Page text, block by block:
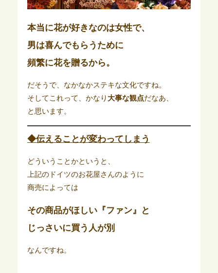
本当に花が好きなのは女性で、
男は喜んでもらうために
頻繁に花を贈るから。
だそうで、なかなかステキな文化ですね。
そしてこれって、かなり 大事な観点だなあ、
と思います。
◆伝えることが変わってしまう
どういうことかというと、
上記のドイツのお花屋さんのように
商売によっては
その商品がほしい『ファン』と
じっさいに買う人が別
なんですね。